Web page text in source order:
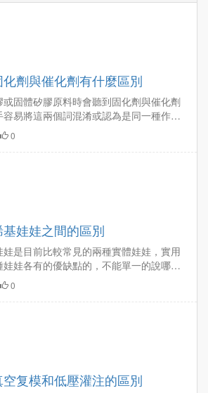
劑與催化劑有什麼區別
固體矽膠原料時會聽到固化劑與催化劑
易將這兩個詞混淆或認為是同一種作用
大家專業分析固化劑與催化劑的作用，
催化劑的區別。…
0
娃娃之間的區別
是目前比較常見的兩種實體娃娃，實用
娃各有的優缺點的，不能單一的說哪個
必須對其進行研究以了解主要差異，下
娃娃和乙烯基娃娃之間的區別。…
0
复模和低壓灌注的區別